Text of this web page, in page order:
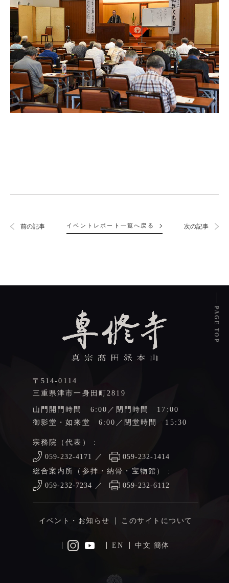
前の記事 イベントレポート一覧へ戻る 次の記事
PAGE TOP
〒514-0114
三重県津市一身田町2819
山門開門時間 6:00／閉門時間 17:00
御影堂・如来堂 6:00／閉堂時間 15:30
宗務院（代表） :
059-232-4171
／
059-232-1414
総合案内所（参拝・納骨・宝物館） :
059-232-7234 ／ 059-232-6112
イベント・お知らせ このサイトについて
EN 中文 簡体